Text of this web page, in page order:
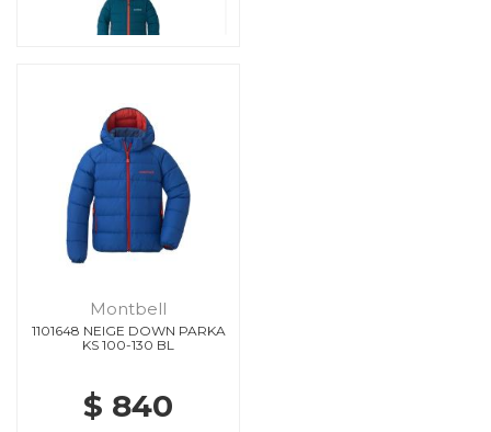
Montbell
1101648 NEIGE DOWN PARKA
KS 100-130 BL
$ 840